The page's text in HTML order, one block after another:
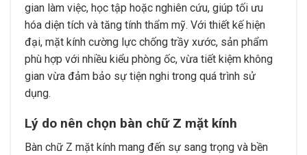
gian làm việc, học tập hoặc nghiên cứu, giúp tối ưu
hóa diện tích và tăng tính thẩm mỹ. Với thiết kế hiện
đại, mặt kính cường lực chống trầy xước, sản phẩm
phù hợp với nhiều kiểu phòng ốc, vừa tiết kiệm không
gian vừa đảm bảo sự tiện nghi trong quá trình sử
dụng.
Lý do nên chọn bàn chữ Z mặt kính
Bàn chữ Z mặt kính mang đến sự sang trọng và bền